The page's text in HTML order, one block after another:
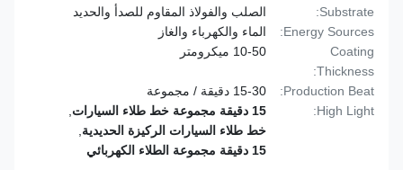
Substrate:
الصلب والفولاذ المقاوم للصدأ والحديد
Energy Sources:
الماء والكهرباء والغاز
Coating
Thickness:
10-50 ميكرومتر
Production Beat:
15-30 دقيقة / مجموعة
High Light:
,
خط طلاء السيارات الركيزة الحديدية,